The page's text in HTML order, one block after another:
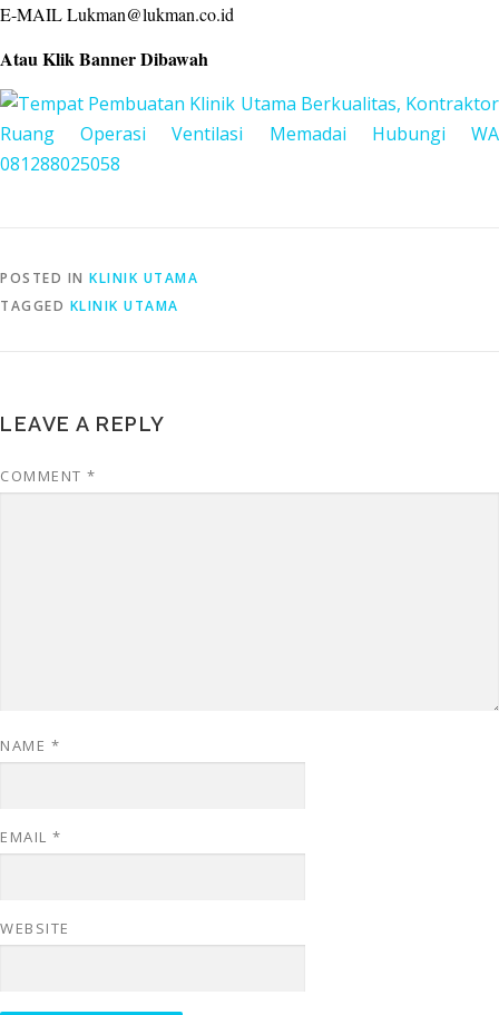
E-MAIL Lukman@lukman.co.id
Atau Klik Banner Dibawah
POSTED IN KLINIK UTAMA
TAGGED KLINIK UTAMA
LEAVE A REPLY
COMMENT *
NAME *
EMAIL *
WEBSITE